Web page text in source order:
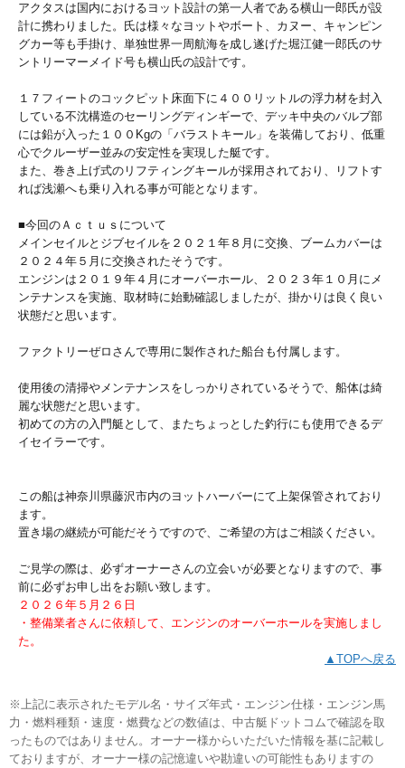
アクタスは国内におけるヨット設計の第一人者である横山一郎氏が設
計に携わりました。氏は様々なヨットやボート、カヌー、キャンピン
グカー等も手掛け、単独世界一周航海を成し遂げた堀江健一郎氏のサ
ントリーマーメイド号も横山氏の設計です。
１７フィートのコックピット床面下に４００リットルの浮力材を封入
している不沈構造のセーリングディンギーで、デッキ中央のバルブ部
には鉛が入った１００Kgの「バラストキール」を装備しており、低重
心でクルーザー並みの安定性を実現した艇です。
また、巻き上げ式のリフティングキールが採用されており、リフトす
れば浅瀬へも乗り入れる事が可能となります。
■今回のＡｃｔｕｓについて
メインセイルとジブセイルを２０２１年８月に交換、ブームカバーは
２０２４年５月に交換されたそうです。
エンジンは２０１９年４月にオーバーホール、２０２３年１０月にメ
ンテナンスを実施、取材時に始動確認しましたが、掛かりは良く良い
状態だと思います。
ファクトリーぜロさんで専用に製作された船台も付属します。
使用後の清掃やメンテナンスをしっかりされているそうで、船体は綺
麗な状態だと思います。
初めての方の入門艇として、またちょっとした釣行にも使用できるデ
イセイラーです。
この船は神奈川県藤沢市内のヨットハーバーにて上架保管されており
ます。
置き場の継続が可能だそうですので、ご希望の方はご相談ください。
ご見学の際は、必ずオーナーさんの立会いが必要となりますので、事
前に必ずお申し出をお願い致します。
２０２６年５月２６日
・整備業者さんに依頼して、エンジンのオーバーホールを実施しまし
た。
▲TOPへ戻る
※上記に表示されたモデル名・サイズ年式・エンジン仕様・エンジン馬
力・燃料種類・速度・燃費などの数値は、中古艇ドットコムで確認を取
ったものではありません。オーナー様からいただいた情報を基に記載し
ておりますが、オーナー様の記憶違いや勘違いの可能性もありますの